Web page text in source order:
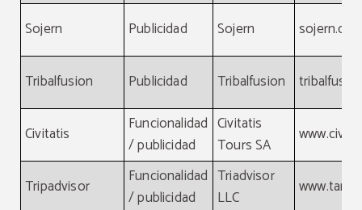
Sojern Publicidad Sojern
Tribalfusion Publicidad Tribalfusion
Civitatis
Funcionalidad
/ publicidad
Civitatis
Tours SA
Tripadvisor
Funcionalidad
/ publicidad
Triadvisor
LLC